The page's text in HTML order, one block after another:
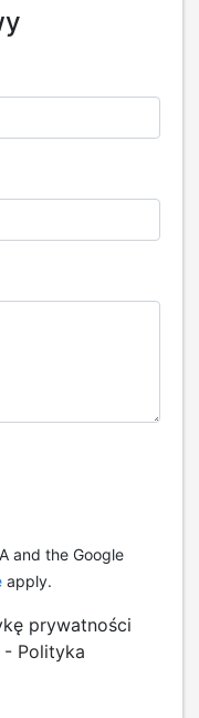
and the Google
apply.
prywatności
- Polityka